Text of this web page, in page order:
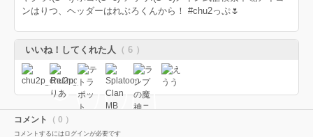
ンはりつ、ヘッダーはれぶろくんから！ #chu2っぷ🌷
いいね！してくれた人 （ 6 ）
コメント （ 0 ）
コメントするにはログインが必要です